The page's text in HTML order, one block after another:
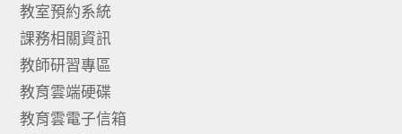
教室預約系統
課務相關資訊
教師研習專區
教育雲端硬碟
教育雲電子信箱